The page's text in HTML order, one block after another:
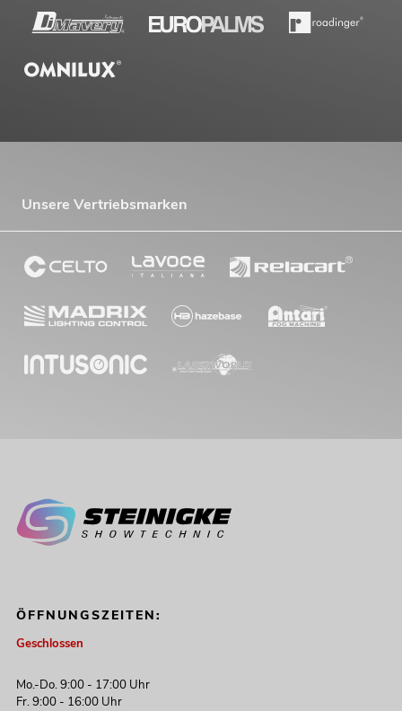
Unsere Vertriebsmarken
ÖFFNUNGSZEITEN:
Geschlossen
Mo.-Do. 9:00 - 17:00 Uhr
Fr. 9:00 - 16:00 Uhr